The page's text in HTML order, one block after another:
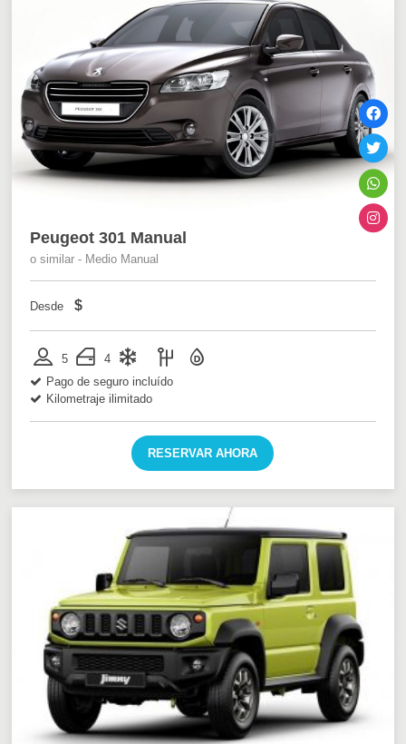
Peugeot 301 Manual
o similar - Medio Manual
Desde $
5
4
Pago de seguro incluído
Kilometraje ilimitado
RESERVAR AHORA